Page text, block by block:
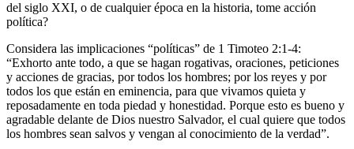
del siglo XXI, o de cualquier época en la historia, tome acción
política?
Considera las implicaciones “políticas” de 1 Timoteo 2:1-4:
“Exhorto ante todo, a que se hagan rogativas, oraciones, peticiones
y acciones de gracias, por todos los hombres; por los reyes y por
todos los que están en eminencia, para que vivamos quieta y
reposadamente en toda piedad y honestidad. Porque esto es bueno y
agradable delante de Dios nuestro Salvador, el cual quiere que todos
los hombres sean salvos y vengan al conocimiento de la verdad”.